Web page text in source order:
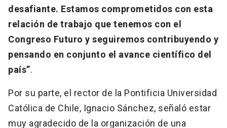
desafiante. Estamos comprometidos con esta
relación de trabajo que tenemos con el
Congreso Futuro y seguiremos contribuyendo y
pensando en conjunto el avance científico del
país”.
Por su parte, el rector de la Pontificia Universidad
Católica de Chile, Ignacio Sánchez, señaló estar
muy agradecido de la organización de una